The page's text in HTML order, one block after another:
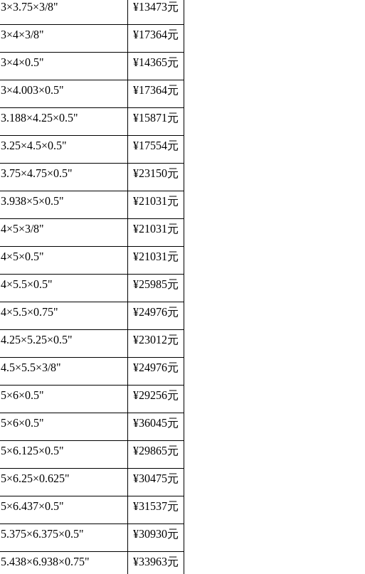
3×3.75×3/8" ¥13473元
3×4×3/8" ¥17364元
3×4×0.5" ¥14365元
3×4.003×0.5" ¥17364元
3.188×4.25×0.5" ¥15871 元
3.25×4.5×0.5" ¥17554元
3.75×4.75×0.5" ¥23150元
3.938×5×0.5" ¥21031 元
4×5×3/8" ¥21031 元
4×5×0.5" ¥21031 元
4×5.5×0.5" ¥25985元
4×5.5×0.75" ¥24976元
4.25×5.25×0.5" ¥23012元
4.5×5.5×3/8" ¥24976元
5×6×0.5" ¥29256元
5×6×0.5" ¥36045元
5×6.125×0.5" ¥29865元
5×6.25×0.625" ¥30475元
5×6.437×0.5" ¥31537元
5.375×6.375×0.5" ¥30930元
5.438×6.938×0.75" ¥33963元